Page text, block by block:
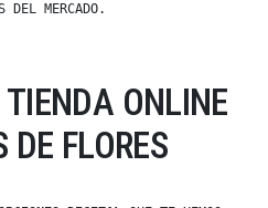
DEL MERCADO.
ONLINE
FLORES